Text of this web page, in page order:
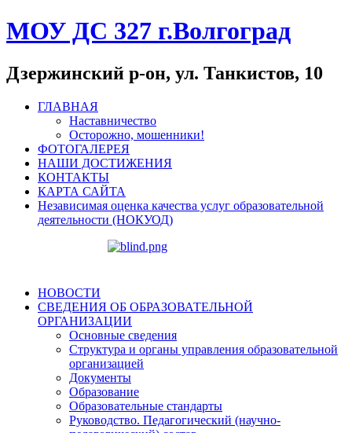
МОУ ДС 327 г.Волгоград
Дзержинский р-он, ул. Танкистов, 10
ГЛАВНАЯ
Наставничество
Осторожно, мошенники!
ФОТОГАЛЕРЕЯ
НАШИ ДОСТИЖЕНИЯ
КОНТАКТЫ
КАРТА САЙТА
Независимая оценка качества услуг образовательной
деятельности (НОКУОД)
НОВОСТИ
СВЕДЕНИЯ ОБ ОБРАЗОВАТЕЛЬНОЙ
ОРГАНИЗАЦИИ
Основные сведения
Структура и органы управления образовательной
организацией
Документы
Образование
Образовательные стандарты
Руководство. Педагогический (научно-